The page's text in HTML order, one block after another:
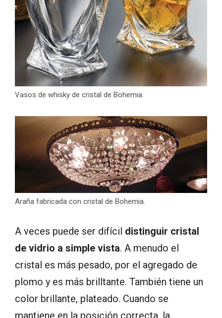
Vasos de whisky de cristal de Bohemia.
Araña fabricada con cristal de Bohemia.
A veces puede ser difícil distinguir cristal
de vidrio a simple vista. A menudo el
cristal es más pesado, por el agregado de
plomo y es más brilltante. También tiene un
color brillante, plateado. Cuando se